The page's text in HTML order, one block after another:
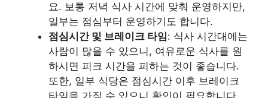
요. 보통 저녁 식사 시간에 맞춰 운영하지만,
일부는 점심부터 운영하기도 합니다.
점심시간 및 브레이크 타임: 식사 시간대에는
사람이 많을 수 있으니, 여유로운 식사를 원
하시면 피크 시간을 피하는 것이 좋습니다.
또한, 일부 식당은 점심시간 이후 브레이크